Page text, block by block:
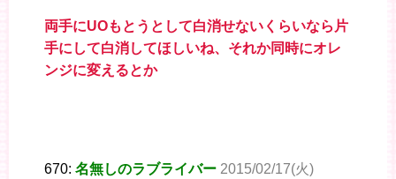
両手にUOもとうとして白消せないくらいなら片
手にして白消してほしいね、それか同時にオレ
ンジに変えるとか
670: 名無しのラブライバー 2015/02/17(火)